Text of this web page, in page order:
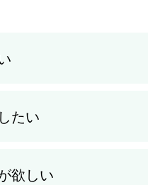
たい
欲しい